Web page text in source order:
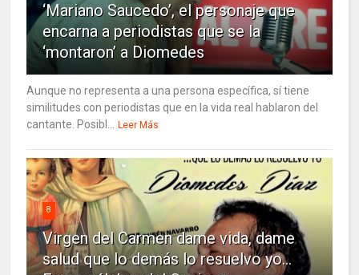
‘Mariano Saucedo’, el personaje que
encarna a periodistas que se la
‘montaron’ a Diomedes
Aunque no representa a una persona específica, sí tiene
similitudes con periodistas que en la vida real hablaron del
cantante. Posibl... Leer Más
8
Virgen del Carmen dame vida, dame
salud que lo demás lo resuelvo yo…